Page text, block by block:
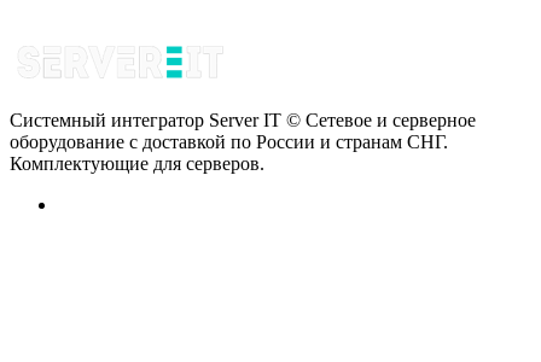
Системный интегратор Server IT © Сетевое и серверное
оборудование с доставкой по России и странам СНГ.
Комплектующие для серверов.